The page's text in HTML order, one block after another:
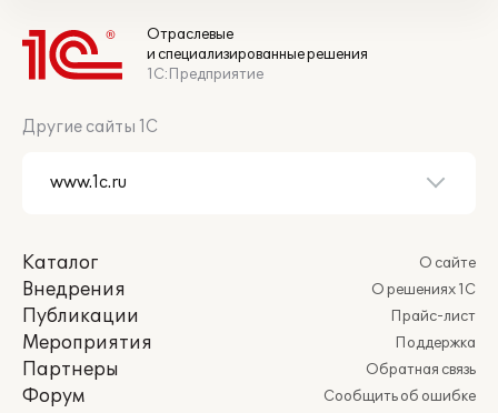
Отраслевые
и специализированные решения
1С:Предприятие
Другие сайты 1С
Каталог
Внедрения
Публикации
Мероприятия
Партнеры
Форум
О сайте
О решениях 1С
Прайс-лист
Поддержка
Обратная связь
Сообщить об ошибке